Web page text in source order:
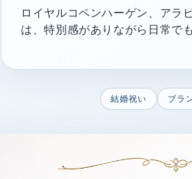
ロイヤルコペンハーゲン、アラ
は、特別感がありながら日常で
結婚祝い ブラ